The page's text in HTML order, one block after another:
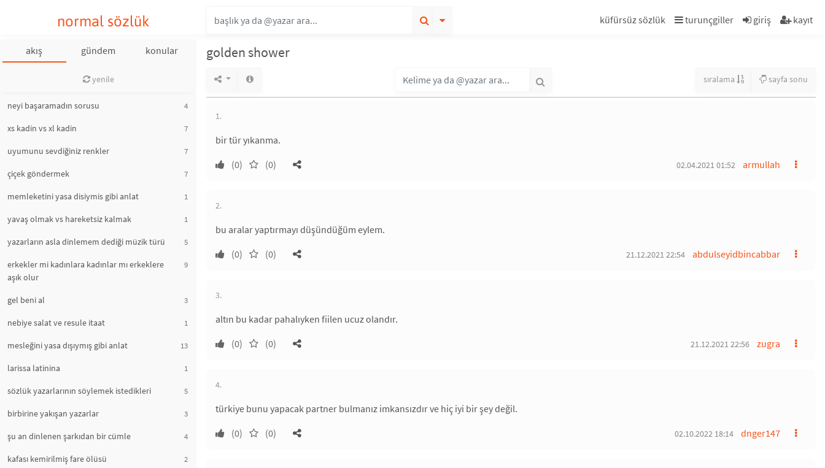
normal sözlük küfürsüz sözlük turunçgiller giriş kayıt
akış gündem konular
yenile
neyi başaramadın sorusu 4
xs kadin vs xl kadin 7
uyumunu sevdiğiniz renkler 7
çiçek göndermek 7
memleketini yasa disiymis gibi anlat 1
yavaş olmak vs hareketsiz kalmak 1
yazarların asla dinlemem dediği müzik türü 5
erkekler mi kadınlara kadınlar mı erkeklere
aşık olur
9
gel beni al 3
nebiye salat ve resule itaat 1
mesleğini yasa dışıymış gibi anlat 13
larissa latinina 1
sözlük yazarlarının söylemek istedikleri 5
birbirine yakışan yazarlar 3
şu an dinlenen şarkıdan bir cümle 4
kafası kemirilmiş fare ölüsü 2
golden shower
sıralama sayfa sonu
1.
bir tür yıkanma.
(0)
(0) armullah
02.04.2021 01:52
2.
bu aralar yaptırmayı düşündüğüm eylem.
(0)
(0) abdulseyidbincabbar
21.12.2021 22:54
3.
altın bu kadar pahalıyken fiilen ucuz olandır.
(0)
(0) zugra
21.12.2021 22:56
4.
türkiye bunu yapacak partner bulmanız imkansızdır ve hiç iyi bir şey değil.
(0)
(0) dnger147
02.10.2022 18:14